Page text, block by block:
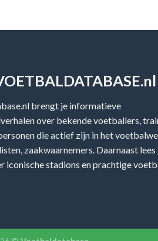
brengt je informatieve
over bekende voetballers,
die actief zijn in het
zaakwaarnemers. Daarnaast lees
iconische stadions en prachtige